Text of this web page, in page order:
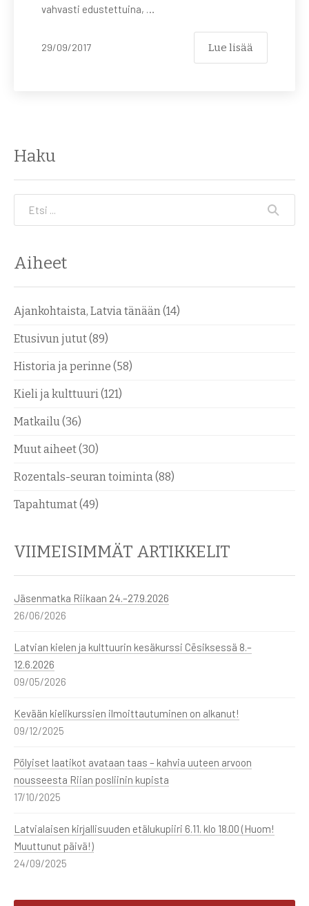
vahvasti edustettuina, …
29/09/2017 Lue lisää
Haku
Etsi
Aiheet
Ajankohtaista, Latvia tänään (14)
Etusivun jutut(89)
Historia ja perinne (58)
Kieli ja kulttuuri (121)
Matkailu (36)
Muut aiheet(30)
Rozentals-seuran toiminta (88)
Tapahtumat(49)
VIIMEISIMMÄT ARTIKKELIT
Jäsenmatka Riikaan 24.–27.9.2026
26/06/2026
Latvian kielen ja kulttuurin kesäkurssi Cēsiksessä 8.–
12.6.2026
09/05/2026
Kevään kielikurssien ilmoittautuminen on alkanut!
09/12/2025
Pölyiset laatikot avataan taas – kahvia uuteen arvoon
nousseesta Riian posliinin kupista
17/10/2025
Latvialaisen kirjallisuuden etälukupiiri 6.11. klo 18.00 (Huom!
Muuttunut päivä!)
24/09/2025